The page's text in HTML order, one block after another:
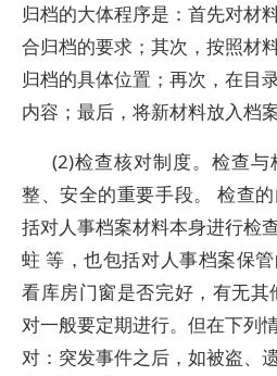
归档的大体程序是：首先对材
合归档的要求；其次，按照材
归档的具体位置；再次，在目
内容；最后，将新材料放入档案
(2)检查核对制度。检查
整、安全的重要手段。 检查
括对人事档案材料本身进行检
蛀 等，也包括对人事档案保
看库房门窗是否完好，有无
对一般要定期进行。但在下列
对：突发事件之后，如被盗、